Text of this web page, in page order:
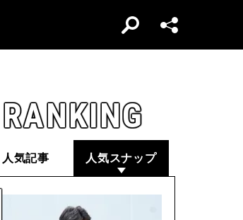
RANKING
人気記事 人気スナップ